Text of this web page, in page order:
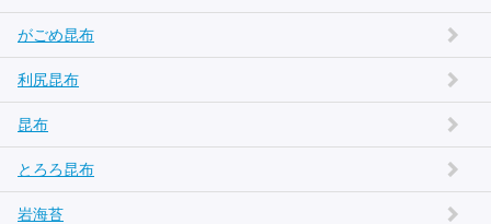
がごめ昆布
利尻昆布
昆布
とろろ昆布
岩海苔